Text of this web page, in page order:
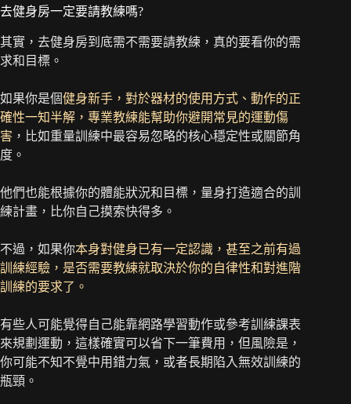
去健身房一定要請教練嗎?
其實，去健身房到底需不需要請教練，真的要看你的需
求和目標。
如果你是個健身新手，對於器材的使用方式、動作的正
確性一知半解，專業教練能幫助你避開常見的運動傷
害 ，比如重量訓練中最容易忽略的核心穩定性或關節角
度。
他們也能根據你的體能狀況和目標，量身打造適合的訓
練計畫，比你自己摸索快得多。
不過，如果你本身對健身已有一定認識，甚至之前有過
訓練經驗，是否需要教練就取決於你的自律性和對進階
訓練的要求了。
有些人可能覺得自己能靠網路學習動作或參考訓練課表
來規劃運動，這樣確實可以省下一筆費用，但風險是，
你可能不知不覺中用錯力氣，或者長期陷入無效訓練的
瓶頸。